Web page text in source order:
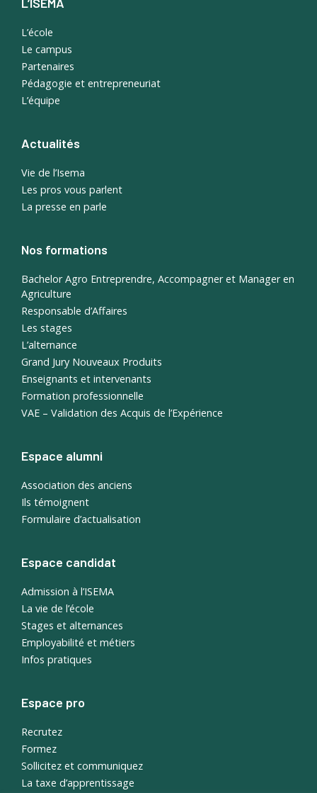
L’école
Le campus
Partenaires
Pédagogie et entrepreneuriat
L’équipe
Actualités
Vie de l’Isema
Les pros vous parlent
La presse en parle
Nos formations
Bachelor Agro Entreprendre, Accompagner et Manager en
Agriculture
Responsable d’Affaires
Les stages
L’alternance
Grand Jury Nouveaux Produits
Enseignants et intervenants
Formation professionnelle
VAE – Validation des Acquis de l’Expérience
Espace alumni
Association des anciens
Ils témoignent
Formulaire d’actualisation
Espace candidat
Admission à l’ISEMA
La vie de l’école
Stages et alternances
Employabilité et métiers
Infos pratiques
Espace pro
Recrutez
Formez
Sollicitez et communiquez
La taxe d’apprentissage